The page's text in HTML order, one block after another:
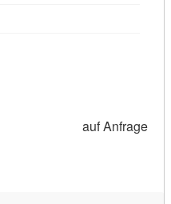
auf Anfrage